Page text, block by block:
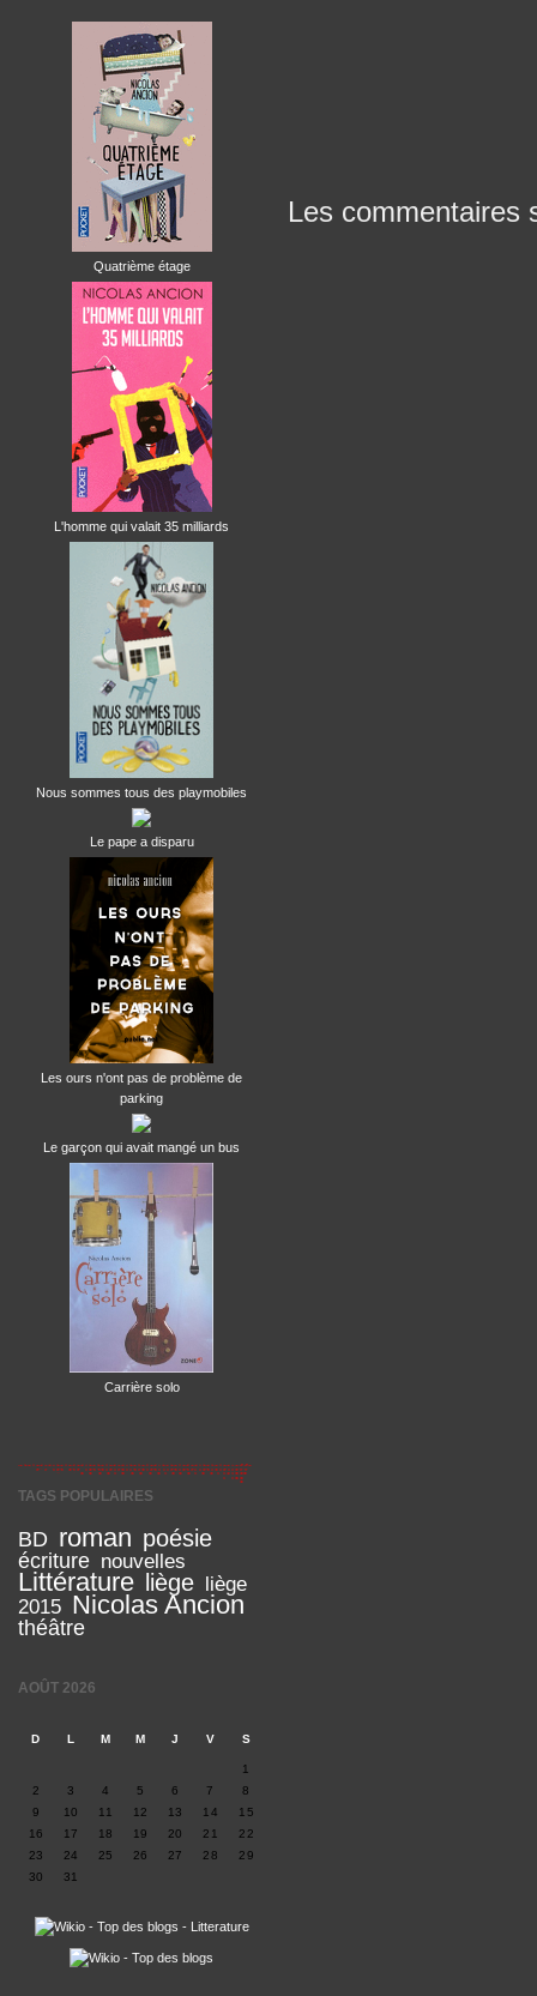
Quatrième étage
L'homme qui valait 35 milliards
Nous sommes tous des playmobiles
Le pape a disparu
Les ours n'ont pas de problème de
parking
Le garçon qui avait mangé un bus
Carrière solo
TAGS POPULAIRES
BD roman poésie
écriture nouvelles
Littérature liège liège
2015 Nicolas Ancion
théâtre
AOÛT 2026
D L M M J V S
1
2
3 4 5 6 7
8
9
10 11 12 13 14
15
16
17 18 19 20 21
22
23
24 25 26 27 28
29
30
31
Les commentaires